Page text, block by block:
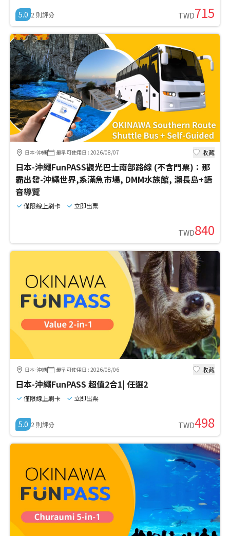
5.0 2 則評分 TWD715
日本-沖繩 最早可使用日 : 2026/08/07 收藏
日本-沖繩FunPASS觀光巴士南部路線 (不含門票)：那
霸出發-沖繩世界,系滿魚市場, DMM水族館, 瀨長島+語
音導覽
僅限線上刷卡 立即出票
TWD840
日本-沖繩 最早可使用日 : 2026/08/06 收藏
日本-沖繩FunPASS 超值2合1| 任選2
僅限線上刷卡 立即出票
5.0 2 則評分 TWD498